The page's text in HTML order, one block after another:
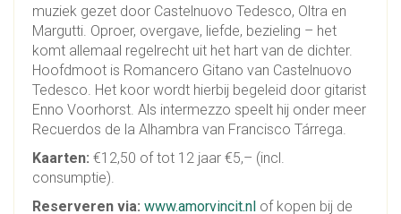
muziek gezet door Castelnuovo Tedesco, Oltra en
Margutti. Oproer, overgave, liefde, bezieling – het
komt allemaal regelrecht uit het hart van de dichter.
Hoofdmoot is Romancero Gitano van Castelnuovo
Tedesco. Het koor wordt hierbij begeleid door gitarist
Enno Voorhorst. Als intermezzo speelt hij onder meer
Recuerdos de la Alhambra van Francisco Tárrega.
Kaarten: €12,50 of tot 12 jaar €5,– (incl.
consumptie).
Reserveren via: www.amorvincit.nl of kopen bij de